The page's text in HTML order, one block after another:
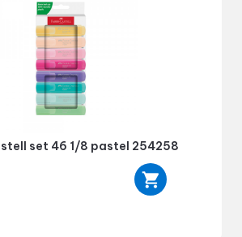
set 46 1/8 pastel 254258